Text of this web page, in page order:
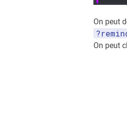
On peut
On peut